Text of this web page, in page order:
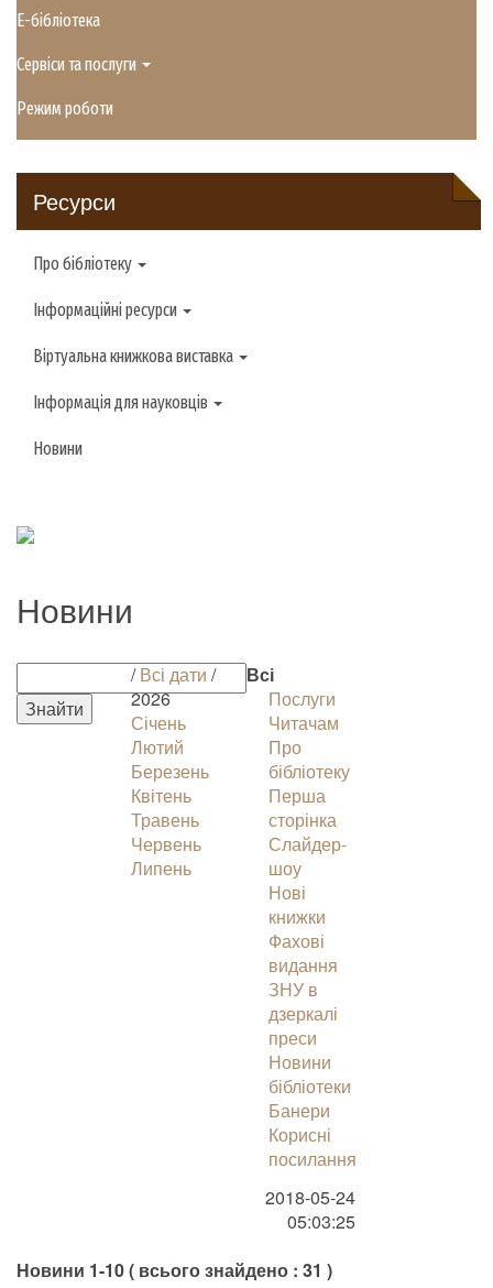
E-бібліотека
Сервіси та послуги
Режим роботи
Ресурси
Про бібліотеку
Інформаційні ресурси
Віртуальна книжкова виставка
Інформація для науковців
Новини
Новини
/Всі дати /
2026
Січень
Лютий
Березень
Квітень
Травень
Червень
Липень
Всі
Послуги
Читачам
Про
бібліотеку
Перша
сторінка
Слайдер-
шоу
Нові
книжки
Фахові
видання
ЗНУ в
дзеркалі
преси
Новини
бібліотеки
Банери
Корисні
посилання
2018-05-24
05:03:25
Новини 1-10 ( всього знайдено : 31 )